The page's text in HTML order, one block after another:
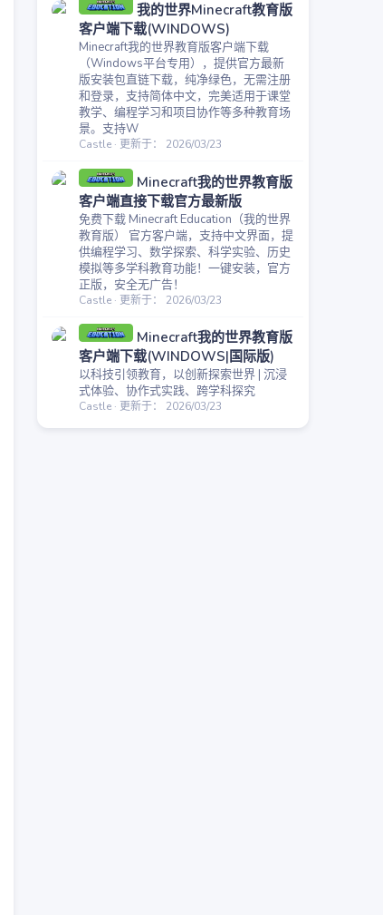
我的世界Minecraft教育版
客户端下载(WINDOWS)
Minecraft我的世界教育版客户端下载
（Windows平台专用），提供官方最新
版安装包直链下载，纯净绿色，无需注册
和登录，支持简体中文，完美适用于课堂
教学、编程学习和项目协作等多种教育场
景。支持W
Castle 更新于： 2026/03/23
Minecraft我的世界教育版
客户端直接下载官方最新版
免费下载 Minecraft Education（我的世界
教育版） 官方客户端，支持中文界面，提
供编程学习、数学探索、科学实验、历史
模拟等多学科教育功能！一键安装，官方
正版，安全无广告！
Castle 更新于： 2026/03/23
Minecraft我的世界教育版
客户端下载(WINDOWS|国际版)
以科技引领教育，以创新探索世界 | 沉浸
式体验、协作式实践、跨学科探究
Castle 更新于： 2026/03/23